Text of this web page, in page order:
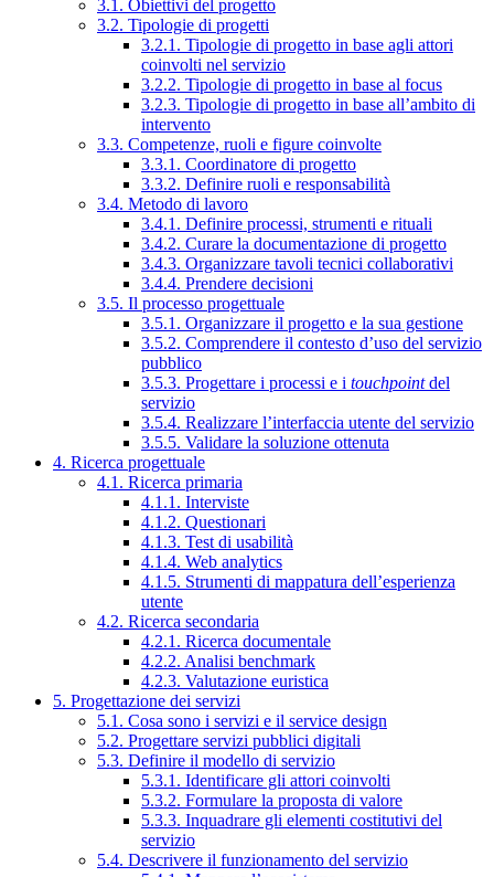
3.1. Obiettivi del progetto
3.2. Tipologie di progetti
3.2.1. Tipologie di progetto in base agli attori
coinvolti nel servizio
3.2.2. Tipologie di progetto in base al focus
3.2.3. Tipologie di progetto in base all’ambito di
intervento
3.3. Competenze, ruoli e figure coinvolte
3.3.1. Coordinatore di progetto
3.3.2. Definire ruoli e responsabilità
3.4. Metodo di lavoro
3.4.1. Definire processi, strumenti e rituali
3.4.2. Curare la documentazione di progetto
3.4.3. Organizzare tavoli tecnici collaborativi
3.4.4. Prendere decisioni
3.5. Il processo progettuale
3.5.1. Organizzare il progetto e la sua gestione
3.5.2. Comprendere il contesto d’uso del servizio
pubblico
3.5.3. Progettare i processi e i touchpointdel
servizio
3.5.4. Realizzare l’interfaccia utente del servizio
3.5.5. Validare la soluzione ottenuta
4. Ricerca progettuale
4.1. Ricerca primaria
4.1.1. Interviste
4.1.2. Questionari
4.1.3. Test di usabilità
4.1.4. Web analytics
4.1.5. Strumenti di mappatura dell’esperienza
utente
4.2. Ricerca secondaria
4.2.1. Ricerca documentale
4.2.2. Analisi benchmark
4.2.3. Valutazione euristica
5. Progettazione dei servizi
5.1. Cosa sono i servizi e il service design
5.2. Progettare servizi pubblici digitali
5.3. Definire il modello di servizio
5.3.1. Identificare gli attori coinvolti
5.3.2. Formulare la proposta di valore
5.3.3. Inquadrare gli elementi costitutivi del
servizio
5.4. Descrivere il funzionamento del servizio